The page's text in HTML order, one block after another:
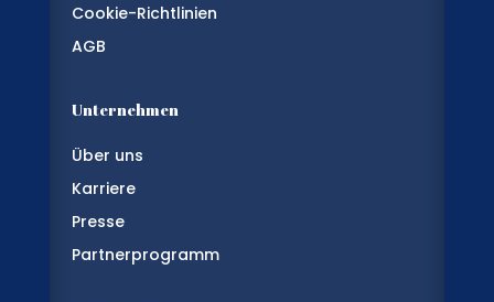
Cookie-Richtlinien
AGB
Unternehmen
Über uns
Karriere
Presse
Partnerprogramm